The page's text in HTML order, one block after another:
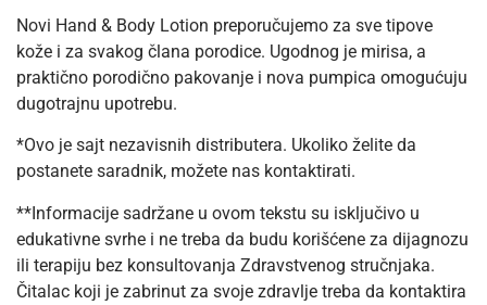
Novi Hand & Body Lotion preporučujemo za sve tipove
kože i za svakog člana porodice. Ugodnog je mirisa, a
praktično porodično pakovanje i nova pumpica omogućuju
dugotrajnu upotrebu.
*Ovo je sajt nezavisnih distributera. Ukoliko želite da
postanete saradnik, možete nas kontaktirati.
**Informacije sadržane u ovom tekstu su isključivo u
edukativne svrhe i ne treba da budu korišćene za dijagnozu
ili terapiju bez konsultovanja Zdravstvenog stručnjaka.
Čitalac koji je zabrinut za svoje zdravlje treba da kontaktira